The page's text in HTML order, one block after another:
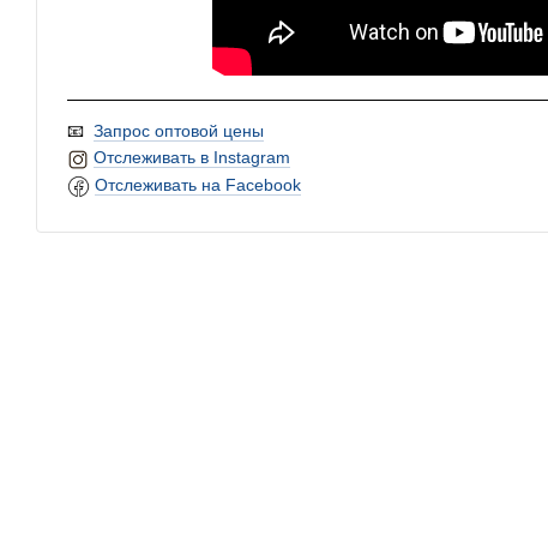
📧 Запрос оптовой цены
Отслеживать в Instagram
Отслеживать на Facebook